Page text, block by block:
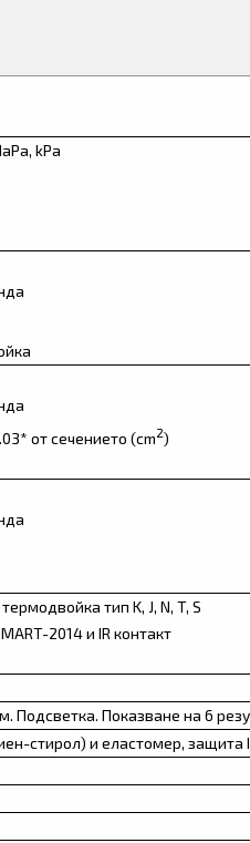
kPa
от сечението (cm2)
тип K, J, N, T, S
2014 и IR контакт
Подсветка. Показване на 6
стирол) и еластомер, защита